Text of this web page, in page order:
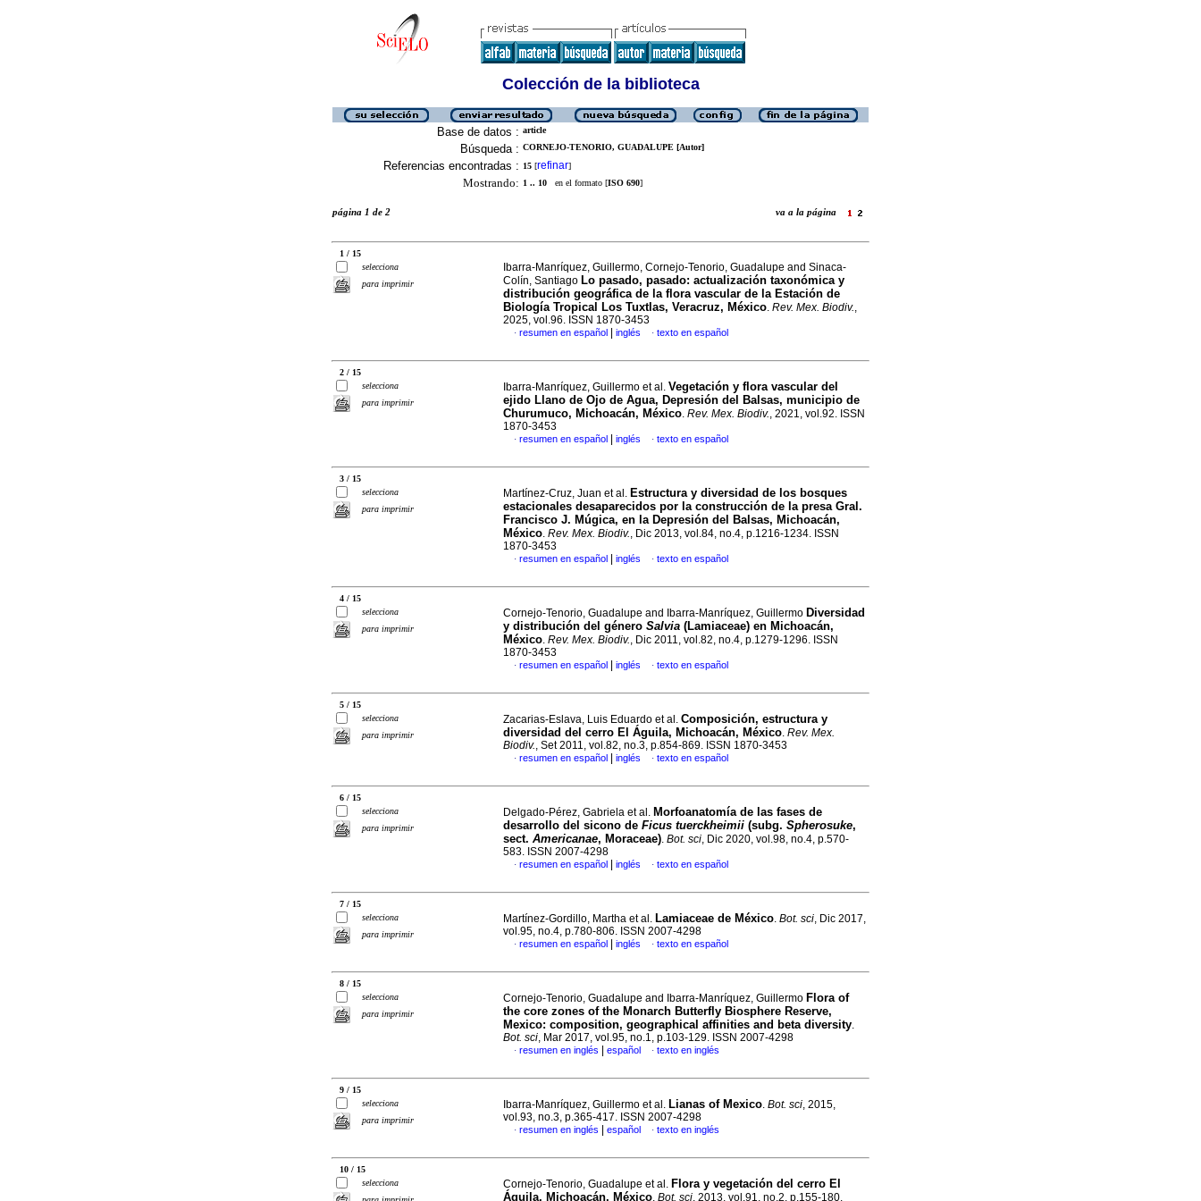
Colección de la biblioteca
Base de datos : article
Búsqueda : CORNEJO-TENORIO, GUADALUPE [Autor]
Referencias encontradas : 15 [refinar]
Mostrando: 1 .. 10 en el formato [ISO 690]
página 1 de 2 va a la página
1 / 15
selecciona
para imprimir
Ibarra-Manríquez, Guillermo, Cornejo-Tenorio, Guadalupe and Sinaca-
Colín, Santiago Lo pasado, pasado: actualización taxonómica y
distribución geográfica de la flora vascular de la Estación de
Biología Tropical Los Tuxtlas, Veracruz, México. Rev. Mex. Biodiv.,
2025, vol.96. ISSN 1870-3453
· resumen en español inglés · texto en español
2 / 15
selecciona
para imprimir
Ibarra-Manríquez, Guillermo et al. Vegetación y flora vascular del
ejido Llano de Ojo de Agua, Depresión del Balsas, municipio de
Churumuco, Michoacán, México. Rev. Mex. Biodiv., 2021, vol.92. ISSN
1870-3453
· resumen en español inglés · texto en español
3 / 15
selecciona
para imprimir
Martínez-Cruz, Juan et al. Estructura y diversidad de los bosques
estacionales desaparecidos por la construcción de la presa Gral.
Francisco J. Múgica, en la Depresión del Balsas, Michoacán,
México. Rev. Mex. Biodiv., Dic 2013, vol.84, no.4, p.1216-1234. ISSN
1870-3453
· resumen en español inglés · texto en español
4 / 15
selecciona
para imprimir
Cornejo-Tenorio, Guadalupe and Ibarra-Manríquez, Guillermo Diversidad
y distribución del género Salvia (Lamiaceae) en Michoacán,
México. Rev. Mex. Biodiv., Dic 2011, vol.82, no.4, p.1279-1296. ISSN
1870-3453
· resumen en español inglés · texto en español
5 / 15
selecciona
para imprimir
Zacarias-Eslava, Luis Eduardo et al. Composición, estructura y
diversidad del cerro El Águila, Michoacán, México. Rev. Mex.
Biodiv., Set 2011, vol.82, no.3, p.854-869. ISSN 1870-3453
· resumen en español inglés · texto en español
6 / 15
selecciona
para imprimir
Delgado-Pérez, Gabriela et al. Morfoanatomía de las fases de
desarrollo del sicono de Ficus tuerckheimii (subg. Spherosuke,
sect. Americanae, Moraceae). Bot. sci, Dic 2020, vol.98, no.4, p.570-
583. ISSN 2007-4298
· resumen en español inglés · texto en español
7 / 15
selecciona
para imprimir
Martínez-Gordillo, Martha et al. Lamiaceae de México. Bot. sci, Dic 2017,
vol.95, no.4, p.780-806. ISSN 2007-4298
· resumen en español inglés · texto en español
8 / 15
selecciona
para imprimir
Cornejo-Tenorio, Guadalupe and Ibarra-Manríquez, Guillermo Flora of
the core zones of the Monarch Butterfly Biosphere Reserve,
Mexico: composition, geographical affinities and beta diversity.
Bot. sci, Mar 2017, vol.95, no.1, p.103-129. ISSN 2007-4298
· resumen en inglés español · texto en inglés
9 / 15
selecciona
para imprimir
Ibarra-Manríquez, Guillermo et al. Lianas of Mexico. Bot. sci, 2015,
vol.93, no.3, p.365-417. ISSN 2007-4298
· resumen en inglés español · texto en inglés
10 / 15
selecciona
Cornejo-Tenorio, Guadalupe et al. Flora y vegetación del cerro El
Águila, Michoacán, México. Bot. sci, 2013, vol.91, no.2, p.155-180.